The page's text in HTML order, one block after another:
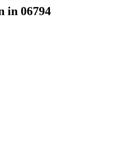
in 06794